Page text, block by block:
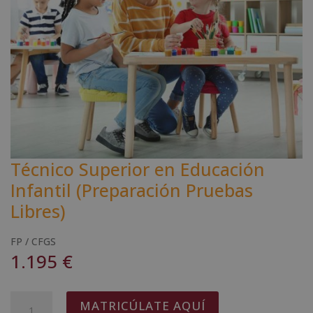
Técnico Superior en Educación
Infantil (Preparación Pruebas
Libres)
FP / CFGS
1.195 €
MATRICÚLATE AQUÍ